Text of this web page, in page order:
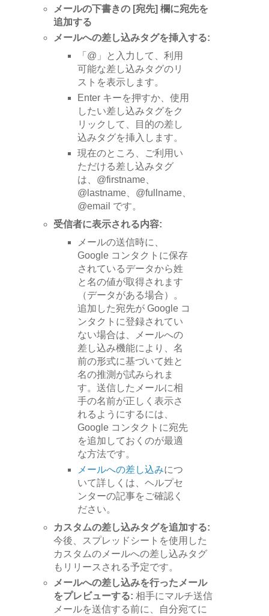
メールの下書きの [宛先] 欄に宛先を
追加する
メールへの差し込みタグを挿入する:
「@」と入力して、利用
可能な差し込みタグのリ
ストを表示します。
Enter キーを押すか、使用
したい差し込みタグをク
リックして、目的の差し
込みタグを挿入します。
現在のところ、ご利用い
ただける差し込みタグ
は、@firstname、
@lastname、@fullname、
@email です。
受信者に表示される内容:
メールの送信時に、
Google コンタクトに保存
されているデータから姓
と名の値が取得されます
（データがある場合）。
追加した宛先が Google コ
ンタクトに登録されてい
ない場合は、メールへの
差し込み機能により、名
前の形式に基づいて姓と
名の推測が試みられま
す。送信したメールに相
手の名前が正しく表示さ
れるようにするには、
Google コンタクトに宛先
を追加しておくのが最適
な方法です。
メールへの差し込みにつ
いて詳しくは、ヘルプセ
ンターの記事をご確認く
ださい。
カスタムの差し込みタグを追加する:
今後、スプレッドシートを使用した
カスタムのメールへの差し込みタグ
もリリースされる予定です。
メールへの差し込みを行ったメール
をプレビューする: 相手にマルチ送信
メールを送信する前に、自分宛てに